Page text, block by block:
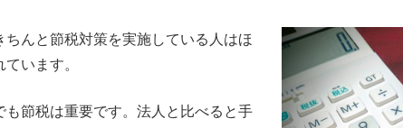
んと節税対策を実施している人はほ
います。
も節税は重要です。法人と比べると手